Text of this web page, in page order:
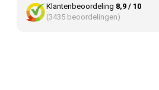
Klantenbeoordeling 8,9 / 10
(3435 beoordelingen)